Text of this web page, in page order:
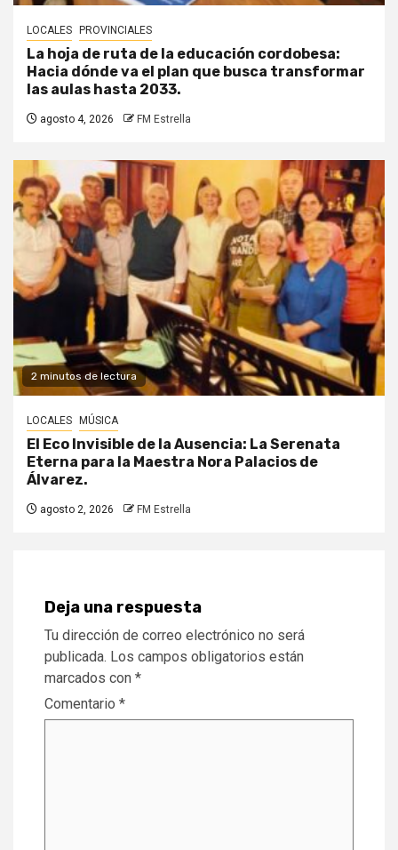
LOCALES PROVINCIALES
La hoja de ruta de la educación cordobesa:
Hacia dónde va el plan que busca transformar
las aulas hasta 2033.
agosto 4, 2026 FM Estrella
2 minutos de lectura
LOCALES MÚSICA
El Eco Invisible de la Ausencia: La Serenata
Eterna para la Maestra Nora Palacios de
Álvarez.
agosto 2, 2026 FM Estrella
Deja una respuesta
Tu dirección de correo electrónico no será
publicada. Los campos obligatorios están
marcados con *
Comentario *